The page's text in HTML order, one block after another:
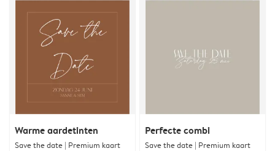
Warme aardetinten
Save the date | Premium kaart
Perfecte combi
Save the date | Premium kaart